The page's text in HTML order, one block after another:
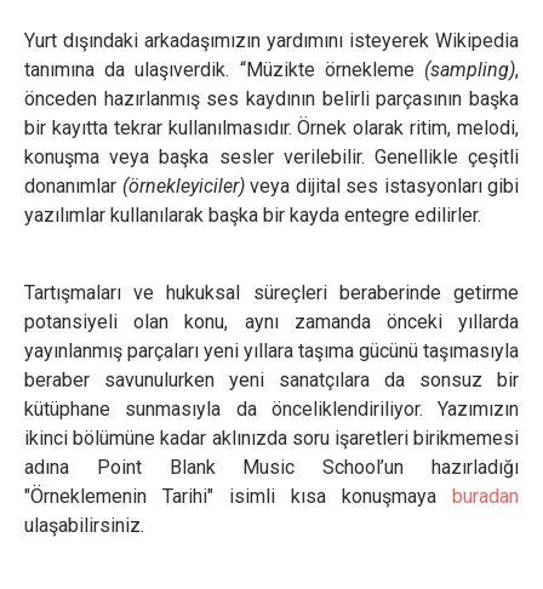
Yurt dışındaki arkadaşımızın yardımını isteyerek Wikipedia
tanımına da ulaşıverdik. “Müzikte örnekleme (sampling),
önceden hazırlanmış ses kaydının belirli parçasının başka
bir kayıtta tekrar kullanılmasıdır. Örnek olarak ritim, melodi,
konuşma veya başka sesler verilebilir. Genellikle çeşitli
donanımlar (örnekleyiciler)veya dijital ses istasyonları gibi
yazılımlar kullanılarak başka bir kayda entegre edilirler.
Tartışmaları ve hukuksal süreçleri beraberinde getirme
potansiyeli olan konu, aynı zamanda önceki yıllarda
yayınlanmış parçaları yeni yıllara taşıma gücünü taşımasıyla
beraber savunulurken yeni sanatçılara da sonsuz bir
kütüphane sunmasıyla da önceliklendiriliyor. Yazımızın
ikinci bölümüne kadar aklınızda soru işaretleri birikmemesi
adına Point Blank Music School’un hazırladığı
"Örneklemenin Tarihi" isimli kısa konuşmaya
buradan
ulaşabilirsiniz.